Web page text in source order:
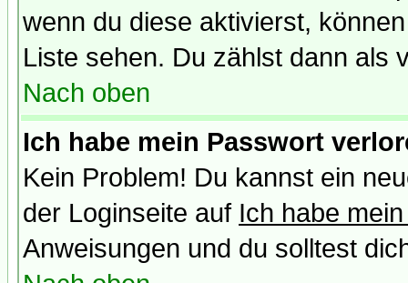
wenn du diese aktivierst,
Liste sehen. Du zählst dann als
Nach oben
Ich habe mein Passwort
Kein Problem! Du kannst ein
der Loginseite auf Ich habe
Anweisungen und du solltest